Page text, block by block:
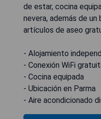
de estar, cocina
nevera, además de un
artículos de aseo
- Alojamiento
- Conexión WiFi
- Cocina equipada
- Ubicación en Parma
- Aire acondicionado